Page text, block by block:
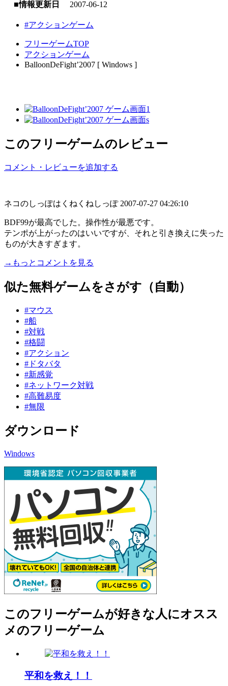
■情報更新日 2007-06-12
#アクションゲーム
フリーゲームTOP
アクションゲーム
BalloonDeFight’2007 [ Windows ]
このフリーゲームのレビュー
コメント・レビューを追加する
ネコのしっぽはくねくねしっぽ 2007-07-27 04:26:10
BDF99が最高でした。操作性が最悪です。
テンポが上がったのはいいですが、それと引き換えに失った
ものが大きすぎます。
→もっとコメントを見る
似た無料ゲームをさがす（自動）
#マウス
#船
#対戦
#格闘
#アクション
#ドタバタ
#新感覚
#ネットワーク対戦
#高難易度
#無限
ダウンロード
Windows
このフリーゲームが好きな人にオスス
メのフリーゲーム
平和を救え！！